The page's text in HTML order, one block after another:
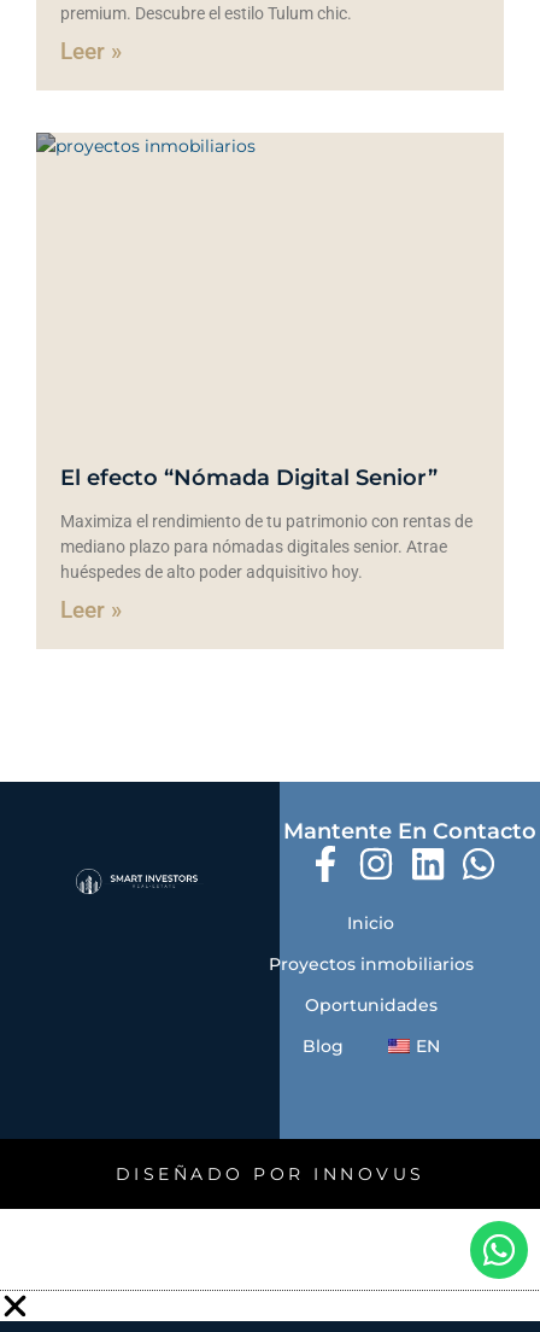
premium. Descubre el estilo Tulum chic.
Leer »
El efecto “Nómada Digital Senior”
Maximiza el rendimiento de tu patrimonio con rentas de
mediano plazo para nómadas digitales senior. Atrae
huéspedes de alto poder adquisitivo hoy.
Leer »
Inicio
Proyectos inmobiliarios
Oportunidades
Blog EN
Mantente En Contacto
DISEÑADO POR INNOVUS
W
h
a